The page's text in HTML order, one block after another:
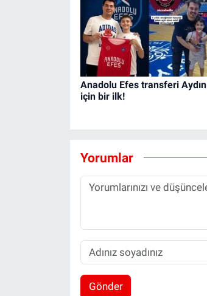
Anadolu Efes transferi Aydın
için bir ilk!
Yorumlar
Gönder